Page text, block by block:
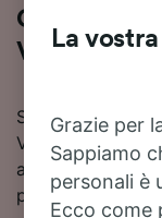
Come
Valdarno a
Stai pianificando
Valdarno a San
aggiornati,
posto.
La
Grazie per
Sappiamo
personali è
Ecco come